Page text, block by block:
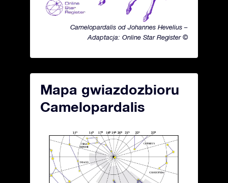
Camelopardalis od Johannes Hevelius –
Adaptacja: Online Star Register ©
Mapa gwiazdozbioru
Camelopardalis